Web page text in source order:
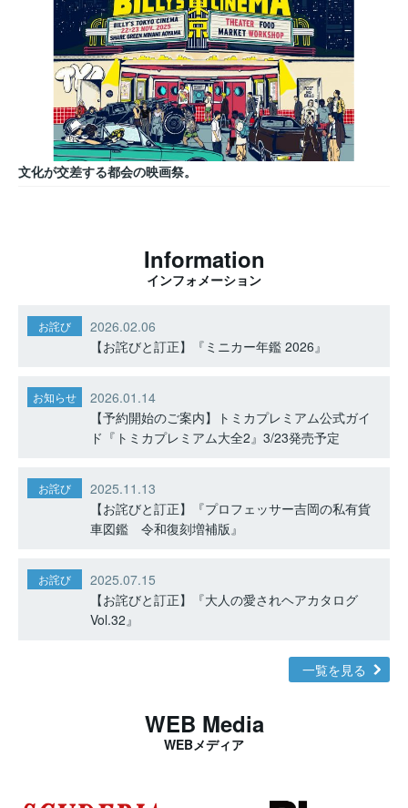
文化が交差する都会の映画祭。
Information
インフォメーション
お詫び
2026.02.06
【お詫びと訂正】『ミニカー年鑑 2026』
お知らせ
2026.01.14
【予約開始のご案内】トミカプレミアム公式ガイ
ド『トミカプレミアム大全2』3/23発売予定
お詫び
2025.11.13
【お詫びと訂正】『プロフェッサー吉岡の私有貨
車図鑑 令和復刻増補版』
お詫び
2025.07.15
【お詫びと訂正】『大人の愛されヘアカタログ
Vol.32』
一覧を見る
WEB Media
WEBメディア